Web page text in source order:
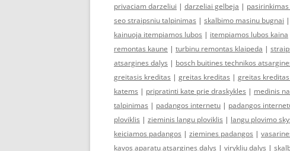
privaciam darzeliui | darzeliai gelbeja |
seo straipsniu talpinimas | skalbimo masinu bugnai |
kainuoja itempiamos lubos | itempiamos lubos kaina
remontas kaune | turbinu remontas klaipeda |
atsargines dalys | bosch buitines technikos
greitasis kreditas | greitas kreditas | greitas
katems | pripratinti kate prie draskykles | medinis
talpinimas | padangos internetu | padangos
ploviklis | zieminis langu ploviklis | langu plovimo
keiciamos padangos | ziemines padangos |
kavos aparatu atsargines dalys | viryklių dalys |